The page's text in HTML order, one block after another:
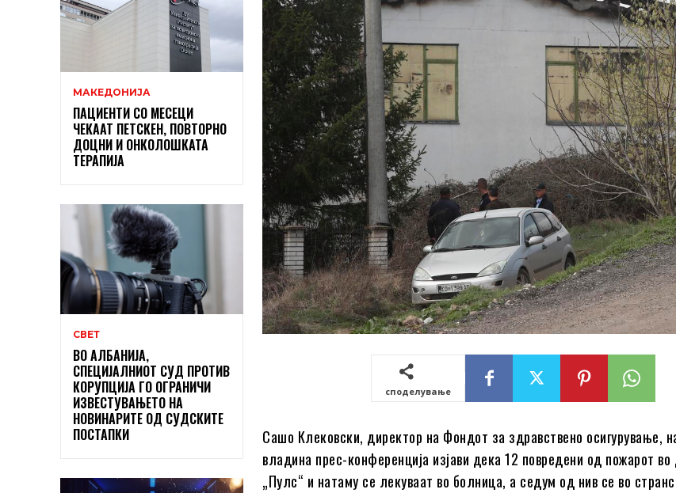
МАКЕДОНИЈА
ПАЦИЕНТИ СО МЕСЕЦИ
ЧЕКААТ ПЕТСКЕН, ПОВТОРНО
ДОЦНИ И ОНКОЛОШКАТА
ТЕРАПИЈА
СВЕТ
ВО АЛБАНИЈА,
СПЕЦИЈАЛНИОТ СУД ПРОТИВ
КОРУПЦИЈА ГО ОГРАНИЧИ
ИЗВЕСТУВАЊЕТО НА
НОВИНАРИТЕ ОД СУДСКИТЕ
ПОСТАПКИ
споделување
Сашо Клековски, директор на Фондот за здравствено осигурување,
владина прес-конференција изјави дека 12 повредени од пожарот
„Пулс“ и натаму се лекуваат во болница, а седум од нив се во